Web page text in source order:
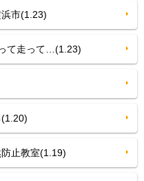
市(1.23)
て走って…(1.23)
止教室(1.19)